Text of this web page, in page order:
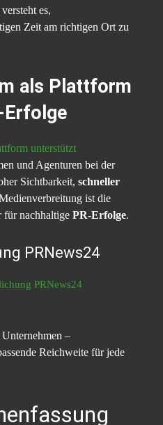
es,
Zeit am richtigen Ort zu
als Plattform
Erfolge
unterstützt
und Agenturen bei der
Sichtbarkeit, schneller
ist die
für nachhaltige PR-Erfolge.
PRNews24
–
Reichweite für jede